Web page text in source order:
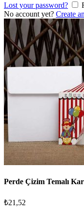
Lost your password?
No account yet? Create
Perde Çizim Temalı
₺21,52